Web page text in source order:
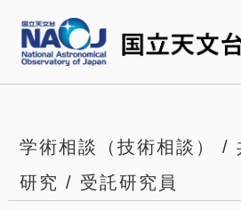
学術相談（技術相談） /
研究 / 受託研究員